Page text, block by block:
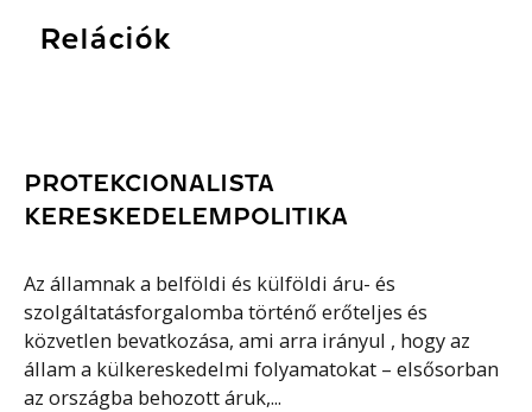
Relációk
PROTEKCIONALISTA
KERESKEDELEMPOLITIKA
Az államnak a belföldi és külföldi áru- és
szolgáltatásforgalomba történő erőteljes és
közvetlen bevatkozása, ami arra irányul , hogy az
állam a külkereskedelmi folyamatokat – elsősorban
az országba behozott áruk,...